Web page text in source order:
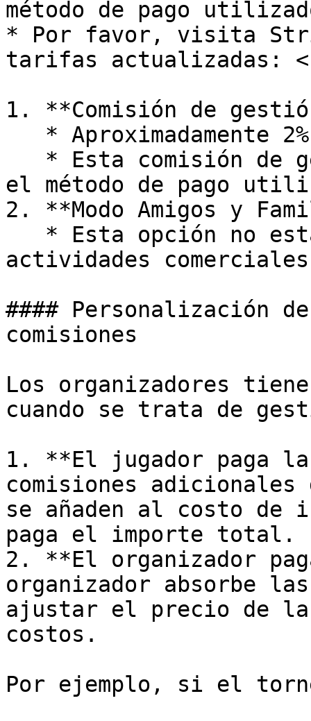
método de pago
* Por favor, visita
tarifas actualizadas:
1. **Comisión de
el método de pago
2. **Modo Amigos y
actividades
#### Personalización
comisiones
Los organizadores
cuando se trata de
1. **El jugador paga
comisiones adicionales
se añaden al costo
paga el importe total.
2. **El organizador
organizador absorbe
ajustar el precio de
costos.
Por ejemplo, si el